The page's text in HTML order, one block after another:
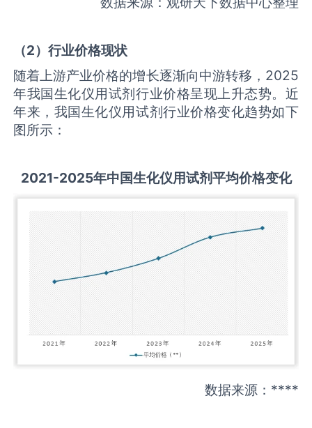
（2）行业价格现状
随着上游产业价格的增长逐渐向中游转移，2025
年我国生化仪用试剂行业价格呈现上升态势。近
年来，我国生化仪用试剂行业价格变化趋势如下
图所示：
2021-2025年中国生化仪用试剂平均价格变化
数据来源：****